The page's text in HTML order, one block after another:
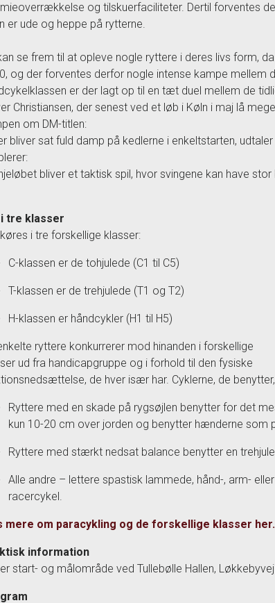
og tilskuerfaciliteter. Dertil forventes
er ude og heppe på rytterne.
se frem til at opleve nogle ryttere i deres livs form,
og der forventes derfor nogle intense kampe mellem
er der lagt op til en tæt duel mellem de
Christiansen, der senest ved et løb i Køln i maj lå
om DM-titlen:
bliver sat fuld damp på kedlerne i enkeltstarten,
bliver et taktisk spil, hvor svingene kan have
i tre klasser
i tre forskellige klasser:
C-klassen er de tohjulede (C1 til C5)
T-klassen er de trehjulede (T1 og T2)
H-klassen er håndcykler (H1 til H5)
ryttere konkurrerer mod hinanden i forskellige
ud fra handicapgruppe og i forhold til den fysiske
de hver især har. Cyklerne, de
Ryttere med en skade på rygsøjlen benytter for det
kun 10-20 cm over jorden og benytter hænderne som
Ryttere med stærkt nedsat balance benytter en
Alle andre – lettere spastisk lammede, hånd-, arm-
racercykel.
mere om paracykling og de forskellige klasser her.
information
start- og målområde ved Tullebølle Hallen,